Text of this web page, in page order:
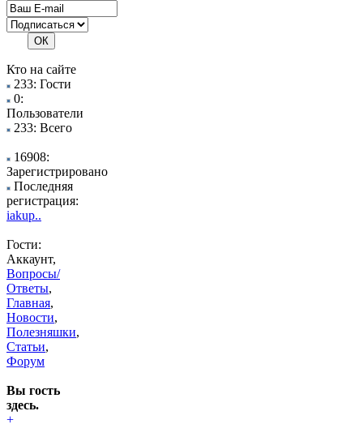
Кто на сайте
233: Гости
0:
Пользователи
233: Всего
16908:
Зарегистрировано
Последняя
регистрация:
iakup..
Гости:
Аккаунт,
Вопросы/
Ответы,
Главная,
Новости,
Полезняшки,
Статьи,
Форум
Вы гость
здесь.
+